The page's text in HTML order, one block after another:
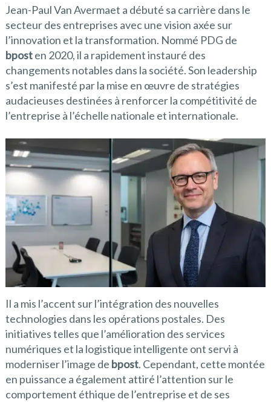
Jean-Paul Van Avermaet a débuté sa carrière dans le
secteur des entreprises avec une vision axée sur
l’innovation et la transformation. Nommé PDG de
bposten 2020, il a rapidement instauré des
changements notables dans la société. Son leadership
s’est manifesté par la mise en œuvre de stratégies
audacieuses destinées à renforcer la compétitivité de
l’entreprise à l’échelle nationale et internationale.
Il a mis l’accent sur l’intégration des nouvelles
technologies dans les opérations postales. Des
initiatives telles que l’amélioration des services
numériques et la logistique intelligente ont servi à
moderniser l’image de bpost. Cependant, cette montée
en puissance a également attiré l’attention sur le
comportement éthique de l’entreprise et de ses